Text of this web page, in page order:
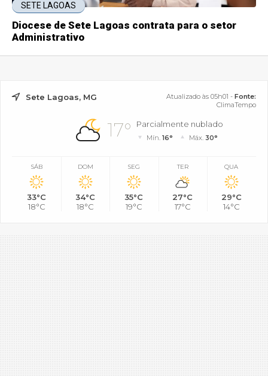
SETE LAGOAS
Diocese de Sete Lagoas contrata para o setor
Administrativo
Sete Lagoas, MG Atualizado às 05h01 - Fonte:
ClimaTempo
17° Parcialmente nublado
Mín.16° Máx. 30°
SÁB
33°C
18°C
DOM
34°C
18°C
SEG
35°C
19°C
TER
27°C
17°C
QUA
29°C
14°C